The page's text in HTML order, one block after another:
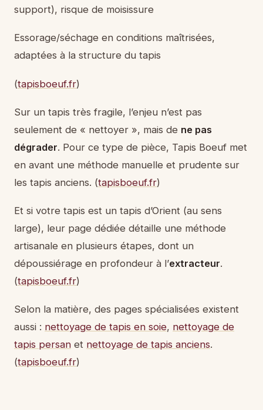
support), risque de moisissure
Essorage/séchage en conditions maîtrisées,
adaptées à la structure du tapis
(tapisboeuf.fr)
Sur un tapis très fragile, l’enjeu n’est pas
seulement de « nettoyer », mais de ne pas
dégrader. Pour ce type de pièce, Tapis Boeuf met
en avant une méthode manuelle et prudente sur
les tapis anciens. (tapisboeuf.fr)
Et si votre tapis est un tapis d’Orient (au sens
large), leur page dédiée détaille une méthode
artisanale en plusieurs étapes, dont un
dépoussiérage en profondeur à l’extracteur.
(tapisboeuf.fr)
Selon la matière, des pages spécialisées existent
aussi : nettoyage de tapis en soie, nettoyage de
tapis persan et nettoyage de tapis anciens.
(tapisboeuf.fr)